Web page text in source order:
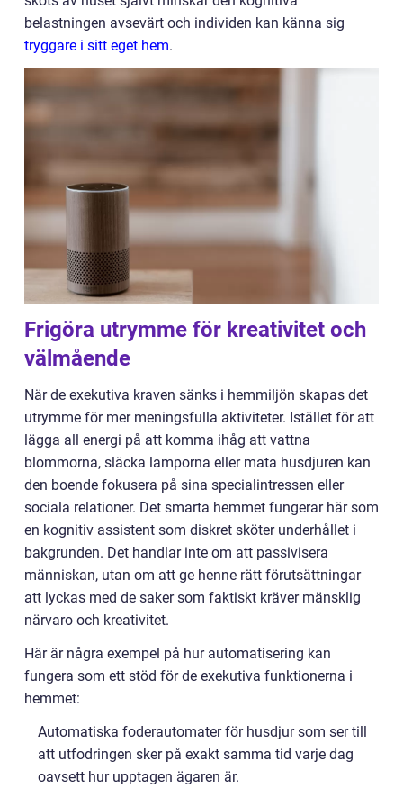
belastningen avsevärt och individen kan känna sig
tryggare i sitt eget hem.
Frigöra utrymme för kreativitet och
välmående
När de exekutiva kraven sänks i hemmiljön skapas det
utrymme för mer meningsfulla aktiviteter. Istället för att
lägga all energi på att komma ihåg att vattna
blommorna, släcka lamporna eller mata husdjuren kan
den boende fokusera på sina specialintressen eller
sociala relationer. Det smarta hemmet fungerar här som
en kognitiv assistent som diskret sköter underhållet i
bakgrunden. Det handlar inte om att passivisera
människan, utan om att ge henne rätt förutsättningar
att lyckas med de saker som faktiskt kräver mänsklig
närvaro och kreativitet.
Här är några exempel på hur automatisering kan
fungera som ett stöd för de exekutiva funktionerna i
hemmet:
Automatiska foderautomater för husdjur som ser till
att utfodringen sker på exakt samma tid varje dag
oavsett hur upptagen ägaren är.